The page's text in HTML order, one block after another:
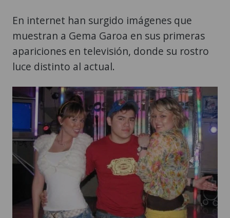
En internet han surgido imágenes que
muestran a Gema Garoa en sus primeras
apariciones en televisión, donde su rostro
luce distinto al actual.